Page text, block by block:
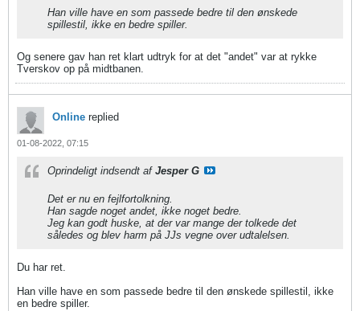
Han ville have en som passede bedre til den ønskede
spillestil, ikke en bedre spiller.
Og senere gav han ret klart udtryk for at det "andet" var at rykke
Tverskov op på midtbanen.
Online replied
01-08-2022, 07:15
Oprindeligt indsendt af Jesper G
Det er nu en fejlfortolkning.
Han sagde noget andet, ikke noget bedre.
Jeg kan godt huske, at der var mange der tolkede det
således og blev harm på JJs vegne over udtalelsen.
Du har ret.
Han ville have en som passede bedre til den ønskede spillestil, ikke
en bedre spiller.